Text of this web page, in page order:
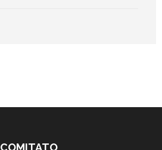
COMITATO